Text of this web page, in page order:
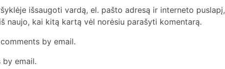
išsaugoti vardą, el. pašto adresą ir interneto puslapį,
naujo, kai kitą kartą vėl norėsiu parašyti komentarą.
by email.
email.